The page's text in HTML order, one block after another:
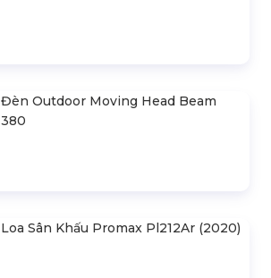
Đèn Outdoor Moving Head Beam
380
Loa Sân Khấu Promax Pl212Ar (2020)